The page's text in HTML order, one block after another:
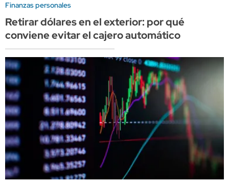
Finanzas personales
Retirar dólares en el exterior: por qué
conviene evitar el cajero automático